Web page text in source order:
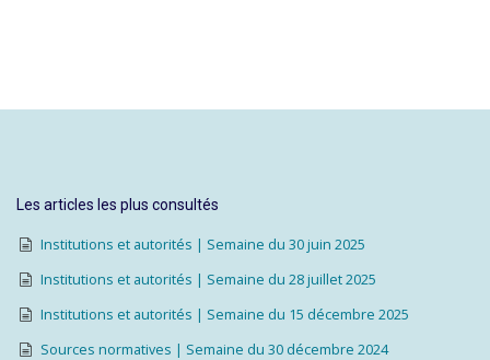
Les articles les plus consultés
Institutions et autorités | Semaine du 30 juin 2025
Institutions et autorités | Semaine du 28 juillet 2025
Institutions et autorités | Semaine du 15 décembre 2025
Sources normatives | Semaine du 30 décembre 2024